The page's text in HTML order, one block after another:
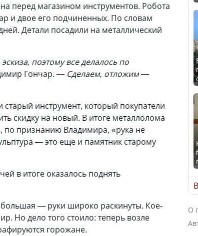
перед магазином инструментов. Робота
и двое его подчиненных. По словам
Детали посадили на металлический
поэтому все делалось по
Гончар. — Сделаем, отложим —
инструмент, который покупатели
скидку на новый. В итоге металлолома
по признанию Владимира, «рука не
— это еще и памятник старому
в итоге оказалось поднять
— руки широко раскинуты. Кое-
Но дело того стоило: теперь возле
горожане.
О